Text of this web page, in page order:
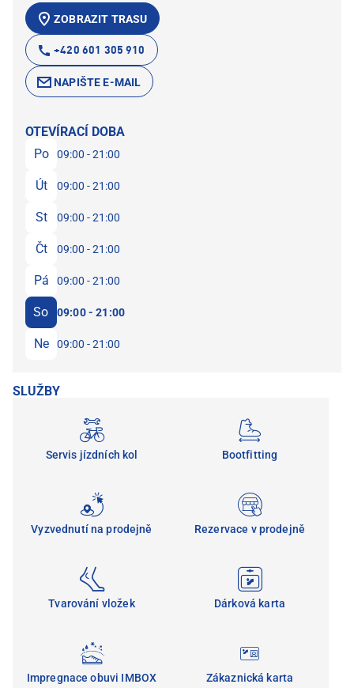
ZOBRAZIT TRASU
+420 601 305 910
NAPIŠTE E-MAIL
OTEVÍRACÍ DOBA
Po
09:00 - 21:00
Út 09:00 - 21:00
St 09:00 - 21:00
Čt 09:00 - 21:00
Pá 09:00 - 21:00
So 09:00 - 21:00
Ne 09:00 - 21:00
SLUŽBY
Servis jízdních kol Bootfitting
Vyzvednutí na prodejně Rezervace v prodejně
Tvarování vložek Dárková karta
Impregnace obuvi IMBOX Zákaznická karta